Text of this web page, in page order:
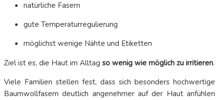
natürliche Fasern
gute Temperaturregulierung
möglichst wenige Nähte und Etiketten
Ziel ist es, die Haut im Alltag so wenig wie möglich zu irritieren.
Viele Familien stellen fest, dass sich besonders hochwertige
Baumwollfasern deutlich angenehmer auf der Haut anfühlen